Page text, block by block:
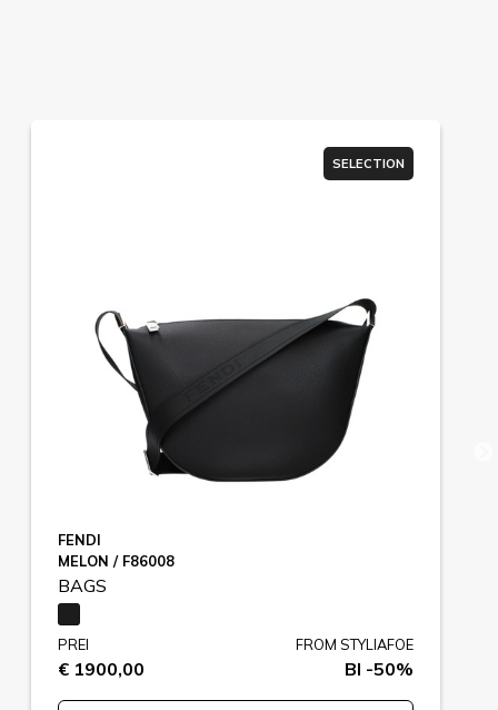
SELECTION
FENDI
MELON / F86008
BAGS
PREI
€ 1900,00
FROM STYLIAFOE
BI -50%